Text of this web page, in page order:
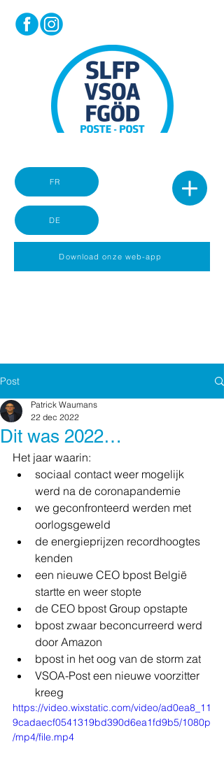
DE
FR
Download onze web-app
Post
Dit was 2022…
Patrick Waumans
22 dec 2022
Het jaar waarin:
sociaal contact weer mogelijk
werd na de coronapandemie
we geconfronteerd werden met
oorlogsgeweld
de energieprijzen recordhoogtes
kenden
een nieuwe CEO bpost België
startte en weer stopte
de CEO bpost Group opstapte
bpost zwaar beconcurreerd werd
door Amazon
bpost in het oog van de storm zat
VSOA-Post een nieuwe voorzitter
kreeg
https://video.wixstatic.com/video/ad0ea8_11
9cadaecf0541319bd390d6ea1fd9b5/1080p
/mp4/file.mp4